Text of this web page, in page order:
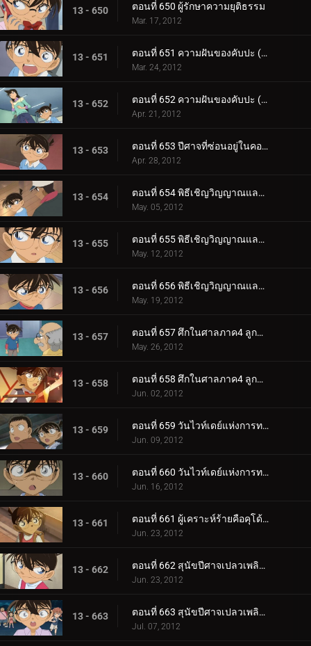
13 - 650 ตอนที่ 650 ผู้รักษาความยุติธรรม
Mar. 17, 2012
13 - 651 ตอนที่ 651 ความฝันของคับปะ (ตอน 1)
Mar. 24, 2012
13 - 652 ตอนที่ 652 ความฝันของคับปะ (ตอน 2)
Apr. 21, 2012
13 - 653 ตอนที่ 653 ปีศาจที่ซ่อนอยู่ในคอร์ตเทนนิส
Apr. 28, 2012
13 - 654 ตอนที่ 654 พิธีเชิญวิญญาณและคดีฆาตกรรมในห้องปิดตาย (ตอน 1)
May. 05, 2012
13 - 655 ตอนที่ 655 พิธีเชิญวิญญาณและคดีฆาตกรรมในห้องปิดตาย (ตอน 2)
May. 12, 2012
13 - 656 ตอนที่ 656 พิธีเชิญวิญญาณและคดีฆาตกรรมในห้องปิดตาย (ตอน 3)
May. 19, 2012
13 - 657 ตอนที่ 657 ศึกในศาลภาค4 ลูกขุนผู้ชี้ขาดคือโคบายาชิ สึมิโกะ (ตอน 1)
May. 26, 2012
13 - 658 ตอนที่ 658 ศึกในศาลภาค4 ลูกขุนผู้ชี้ขาดคือโคบายาชิ สึมิโกะ (ตอน 2)
Jun. 02, 2012
13 - 659 ตอนที่ 659 วันไวท์เดย์แห่งการทรยศ (ตอน 1)
Jun. 09, 2012
13 - 660 ตอนที่ 660 วันไวท์เดย์แห่งการทรยศ (ตอน 2)
Jun. 16, 2012
13 - 661 ตอนที่ 661 ผู้เคราะห์ร้ายคือคุโด้ ชินอิจิ
Jun. 23, 2012
13 - 662 ตอนที่ 662 สุนัขปีศาจเปลวเพลิงแห่งปราสาทอินุบุชิ (ตอน 1)
Jun. 23, 2012
13 - 663 ตอนที่ 663 สุนัขปีศาจเปลวเพลิงแห่งปราสาทอินุบุชิ (ตอน 2)
Jul. 07, 2012